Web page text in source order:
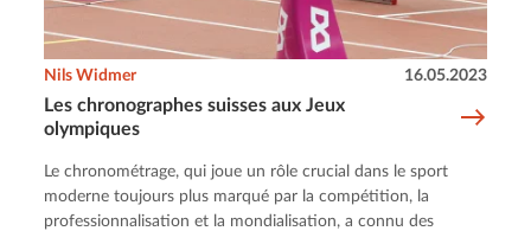
Les chronographes suisses aux Jeux
olympiques
Nils Widmer 16.05.2023
Le chronométrage, qui joue un rôle crucial dans le sport
moderne toujours plus marqué par la compétition, la
professionnalisation et la mondialisation, a connu des